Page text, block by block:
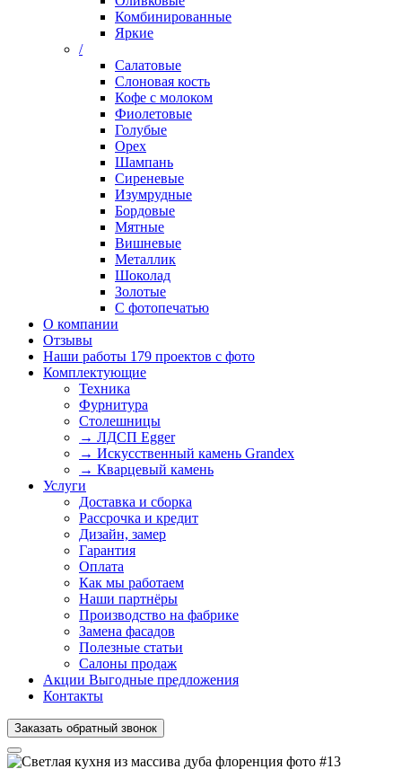
Комбинированные
Яркие
/
Салатовые
Слоновая кость
Кофе с молоком
Фиолетовые
Голубые
Орех
Шампань
Сиреневые
Изумрудные
Бордовые
Мятные
Вишневые
Металлик
Шоколад
Золотые
С фотопечатью
О компании
Отзывы
Наши работы 179 проектов с фото
Комплектующие
Техника
Фурнитура
Столешницы
→ ЛДСП Egger
→ Искусственный камень Grandex
→ Кварцевый камень
Услуги
Доставка и сборка
Рассрочка и кредит
Дизайн, замер
Гарантия
Оплата
Как мы работаем
Наши партнёры
Производство на фабрике
Замена фасадов
Полезные статьи
Салоны продаж
Акции Выгодные предложения
Контакты
Заказать обратный звонок